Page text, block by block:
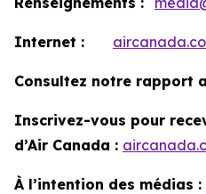
Internet :
Consultez notre rapport
Inscrivez-vous pour
d’Air Canada :
À l’intention des médias :